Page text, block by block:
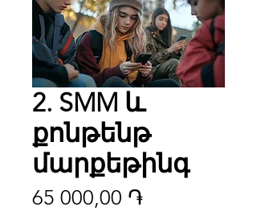
2. SMM և
քոնթենթ
մարքեթինգ
65 000,00 ֏Price